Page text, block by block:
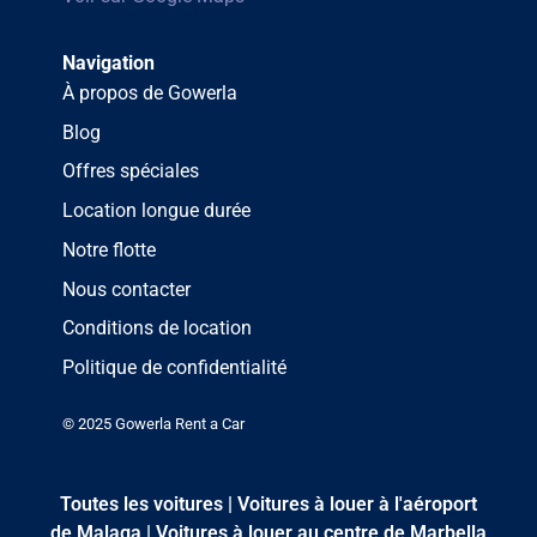
Navigation
À propos de Gowerla
Blog
Offres spéciales
Location longue durée
Notre flotte
Nous contacter
Conditions de location
Politique de confidentialité
© 2025 Gowerla Rent a Car
Toutes les voitures | Voitures à louer à l'aéroport
de Malaga | Voitures à louer au centre de Marbella